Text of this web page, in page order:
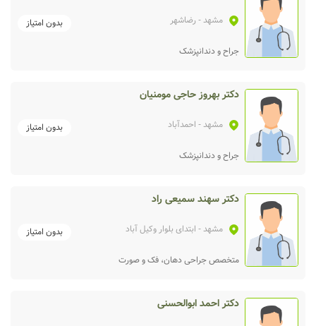
مشهد- رضاشهر بدون امتیاز
جراح و دندانپزشک
دکتر بهروز حاجی مومنیان
مشهد- احمدآباد بدون امتیاز
جراح و دندانپزشک
دکتر سهند سمیعی راد
مشهد- ابتدای بلوار وکیل آباد بدون امتیاز
متخصص جراحی دهان، فک و صورت
دکتر احمد ابوالحسنی